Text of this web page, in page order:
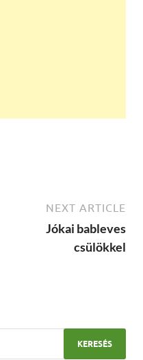
NEXT ARTICLE
Jókai bableves
csülökkel